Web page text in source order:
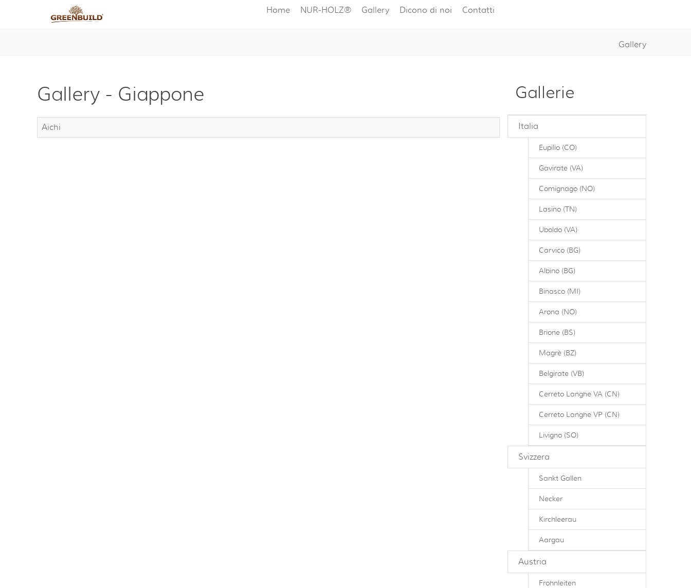
Home NUR-HOLZ® Gallery Dicono di noi Contatti
Gallery
Gallery - Giappone
Aichi
Gallerie
Italia
Eupilio (CO)
Gavirate (VA)
Comignago (NO)
Lasino (TN)
Uboldo (VA)
Carvico (BG)
Albino (BG)
Binasco (MI)
Arona (NO)
Brione (BS)
Magrè (BZ)
Belgirate (VB)
Cerreto Langhe VA (CN)
Cerreto Langhe VP (CN)
Livigno (SO)
Svizzera
Sankt Gallen
Necker
Kirchleerau
Aargau
Austria
Frohnleiten